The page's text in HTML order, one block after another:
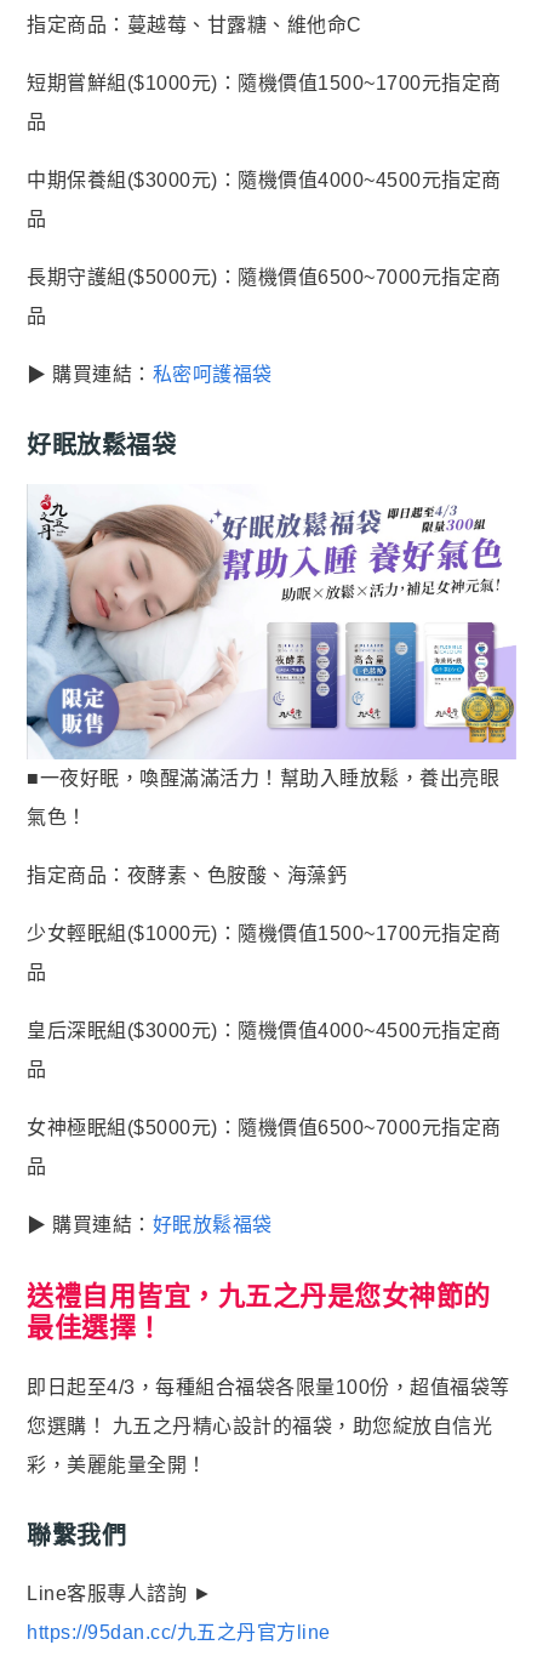
指定商品：蔓越莓、甘露糖、維他命C
短期嘗鮮組($1000元)：隨機價值1500~1700元指定商
品
中期保養組($3000元)：隨機價值4000~4500元指定商
品
長期守護組($5000元)：隨機價值6500~7000元指定商
品
▶ 購買連結： 私密呵護福袋
好眠放鬆福袋
■一夜好眠，喚醒滿滿活力！幫助入睡放鬆，養出亮眼
氣色！
指定商品：夜酵素、色胺酸、海藻鈣
少女輕眠組($1000元)：隨機價值1500~1700元指定商
品
皇后深眠組($3000元)：隨機價值4000~4500元指定商
品
女神極眠組($5000元)：隨機價值6500~7000元指定商
品
▶ 購買連結： 好眠放鬆福袋
送禮自用皆宜，九五之丹是您女神節的
最佳選擇！
即日起至4/3，每種組合福袋各限量100份，超值福袋等
您選購！ 九五之丹精心設計的福袋，助您綻放自信光
彩，美麗能量全開！
聯繫我們
Line客服專人諮詢 ►
https://95dan.cc/九五之丹官方line